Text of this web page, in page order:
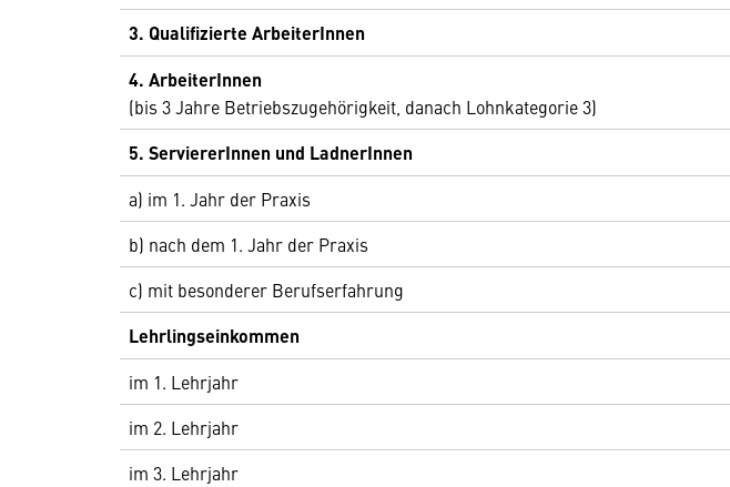
3. Qualifizierte ArbeiterInnen
4. ArbeiterInnen
(bis 3 Jahre Betriebszugehörigkeit, danach Lohnkategorie 3)
5. ServiererInnen und LadnerInnen
a) im 1. Jahr der Praxis
b) nach dem 1. Jahr der Praxis
c) mit besonderer Berufserfahrung
Lehrlingseinkommen
im 1. Lehrjahr
im 2. Lehrjahr
im 3. Lehrjahr